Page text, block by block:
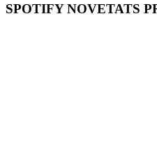
SPOTIFY NOVETATS